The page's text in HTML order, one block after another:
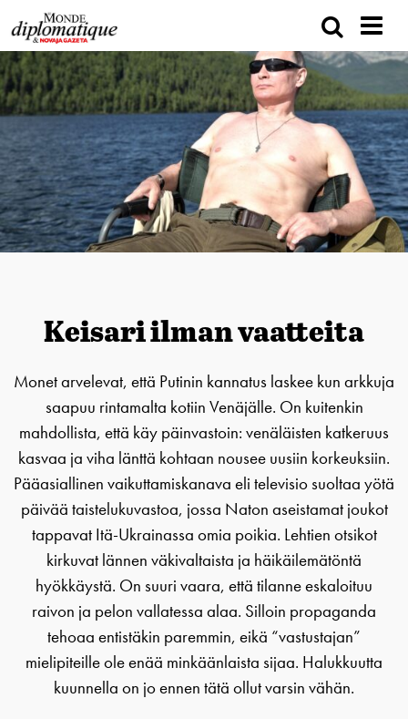
Keisari ilman vaatteita
Monet arvelevat, että Putinin kannatus laskee kun arkkuja
saapuu rintamalta kotiin Venäjälle. On kuitenkin
mahdollista, että käy päinvastoin: venäläisten katkeruus
kasvaa ja viha länttä kohtaan nousee uusiin korkeuksiin.
Pääasiallinen vaikuttamiskanava eli televisio suoltaa yötä
päivää taistelukuvastoa, jossa Naton aseistamat joukot
tappavat Itä-Ukrainassa omia poikia. Lehtien otsikot
kirkuvat lännen väkivaltaista ja häikäilemätöntä
hyökkäystä. On suuri vaara, että tilanne eskaloituu
raivon ja pelon vallatessa alaa. Silloin propaganda
tehoaa entistäkin paremmin, eikä “vastustajan”
mielipiteille ole enää minkäänlaista sijaa. Halukkuutta
kuunnella on jo ennen tätä ollut varsin vähän.